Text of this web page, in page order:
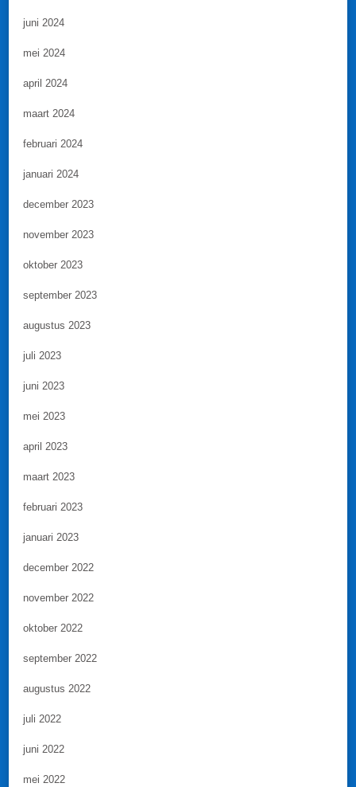
juni 2024
mei 2024
april 2024
maart 2024
februari 2024
januari 2024
december 2023
november 2023
oktober 2023
september 2023
augustus 2023
juli 2023
juni 2023
mei 2023
april 2023
maart 2023
februari 2023
januari 2023
december 2022
november 2022
oktober 2022
september 2022
augustus 2022
juli 2022
juni 2022
mei 2022